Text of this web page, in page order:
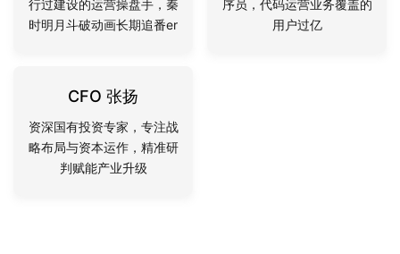
行过建设的运营操盘手，秦
时明月斗破动画长期追番er
序员，代码运营业务覆盖的
用户过亿
CFO 张扬
资深国有投资专家，专注战
略布局与资本运作，精准研
判赋能产业升级